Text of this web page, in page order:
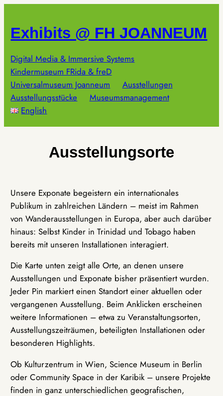
springen
Exhibits @ FH JOANNEUM
Digital Media & Immersive Systems
Kindermuseum FRida & freD
Universalmuseum Joanneum
Ausstellungen
Ausstellungsstücke
Museumsmanagement
English
Ausstellungsorte
Unsere Exponate begeistern ein internationales
Publikum in zahlreichen Ländern – meist im Rahmen
von Wanderausstellungen in Europa, aber auch darüber
hinaus: Selbst Kinder in Trinidad und Tobago haben
bereits mit unseren Installationen interagiert.
Die Karte unten zeigt alle Orte, an denen unsere
Ausstellungen und Exponate bisher präsentiert wurden.
Jeder Pin markiert einen Standort einer aktuellen oder
vergangenen Ausstellung. Beim Anklicken erscheinen
weitere Informationen – etwa zu Veranstaltungsorten,
Ausstellungszeiträumen, beteiligten Installationen oder
besonderen Highlights.
Ob Kulturzentrum in Wien, Science Museum in Berlin
oder Community Space in der Karibik – unsere Projekte
finden in ganz unterschiedlichen geografischen,